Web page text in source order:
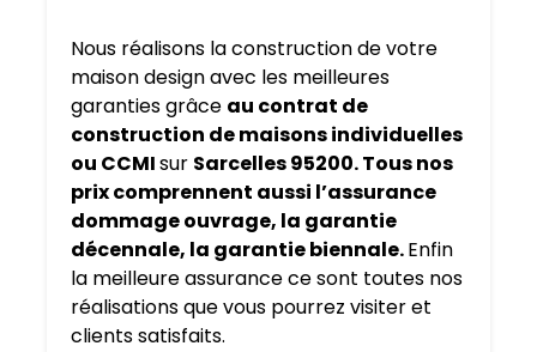
Nous réalisons la construction de votre
maison design avec les meilleures
garanties grâce au contrat de
construction de maisons individuelles
ou CCMIsur Sarcelles 95200. Tous nos
prix comprennent aussi l’assurance
dommage ouvrage, la garantie
décennale, la garantie biennale.Enfin
la meilleure assurance ce sont toutes nos
réalisations que vous pourrez visiter et
clients satisfaits.